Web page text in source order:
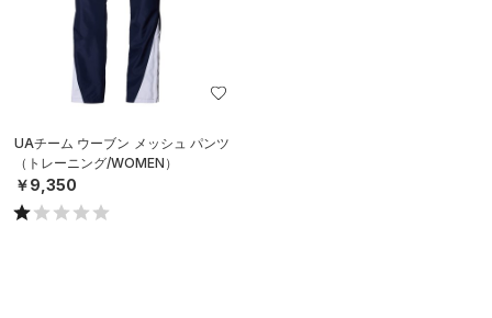
UAチーム ウーブン メッシュ パンツ
（トレーニング/WOMEN）
￥9,350